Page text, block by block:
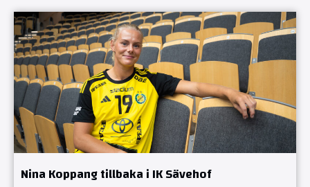
Nina Koppang tillbaka i IK Sävehof